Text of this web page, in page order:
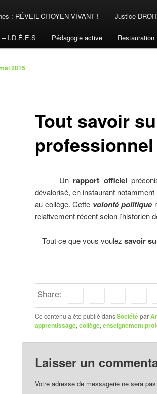
: RÉVEIL CITOYEN VIVANT ! Justice
– I.D.É.E.S Pédagogie active
Tout savoir
professionnel
2015
Un rapport officiel
dévalorisé, en instaurant notamment
au collège. Cette volonté politique
relativement récent selon l’historien
Tout ce que vous voulez savoir
Share:
Ce contenu a été publié dansSociétépar
apprentissage, collège, enseignement
Laisser un
Votre adresse de messagerie ne sera